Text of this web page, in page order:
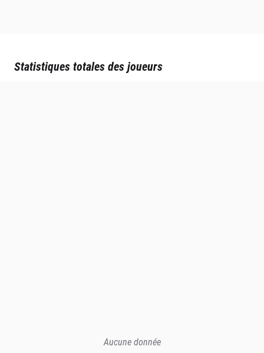
Statistiques totales des joueurs
Aucune donnée